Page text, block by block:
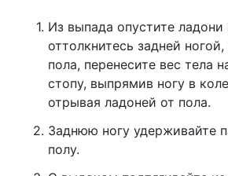
Из выпада опустите ладони
оттолкнитесь задней
пола, перенесите вес тела
стопу, выпрямив ногу в
отрывая ладоней от пола.
Заднюю ногу удерживайте
полу.